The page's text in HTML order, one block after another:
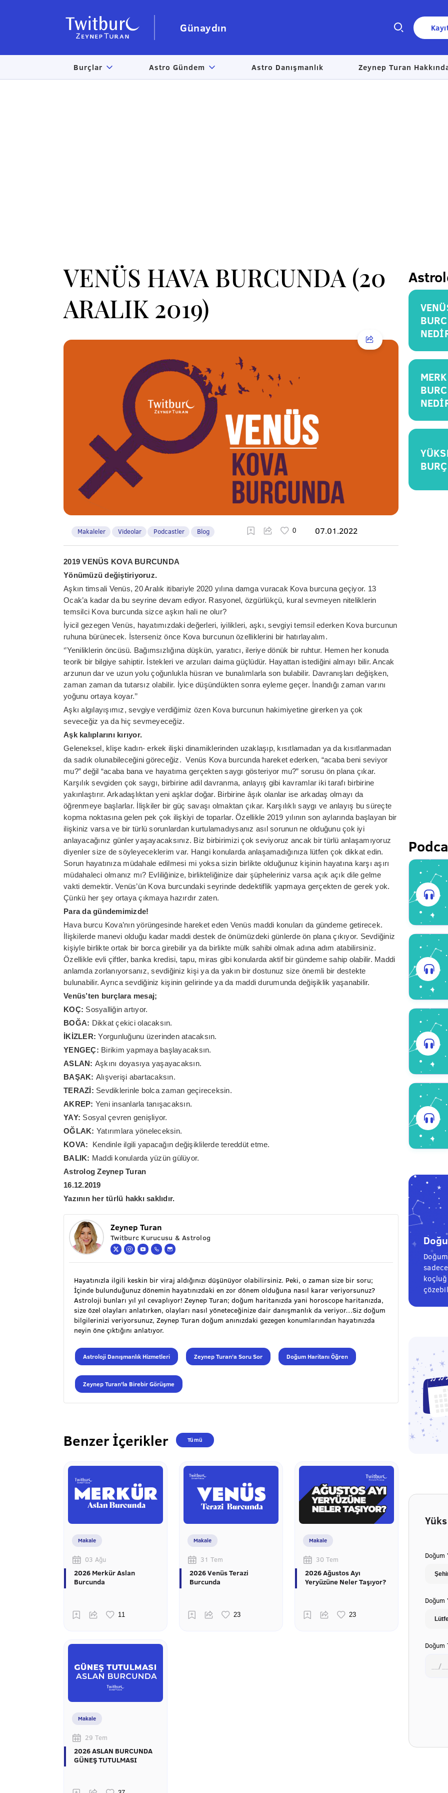
Günaydın
Burçlar Astro Gündem Astro Danışmanlık Zeynep Turan
VENÜS HAVA BURCUNDA (20
ARALIK 2019)
Makaleler Videolar Podcastler Blog 07.01.2022
2019 VENÜS KOVA BURCUNDA
Yönümüzü değiştiriyoruz.
Aşkın timsali Venüs, 20 Aralık itibariyle 2020 yılına damga vuracak Kova burcuna geçiyor. 13
Ocak’a kadar da bu seyrine devam ediyor. Rasyonel, özgürlükçü, kural sevmeyen niteliklerin
temsilci Kova burcunda sizce aşkın hali ne olur?
İyicil gezegen Venüs, hayatımızdaki değerleri, iyilikleri, aşkı, sevgiyi temsil ederken Kova burcunun
ruhuna bürünecek. İsterseniz önce Kova burcunun özelliklerini bir hatırlayalım.
‘’Yeniliklerin öncüsü. Bağımsızlığına düşkün, yaratıcı, ileriye dönük bir ruhtur. Hemen her konuda
teorik bir bilgiye sahiptir. İstekleri ve arzuları daima güçlüdür. Hayattan istediğini almayı bilir. Ancak
arzunun dar ve uzun yolu çoğunlukla hüsran ve bunalımlarla son bulabilir. Davranışları değişken,
zaman zaman da tutarsız olabilir. İyice düşündükten sonra eyleme geçer. İnandığı zaman varını
yoğunu ortaya koyar.’’
Aşkı algılayışımız, sevgiye verdiğimiz özen Kova burcunun hakimiyetine girerken ya çok
seveceğiz ya da hiç sevmeyeceğiz.
Aşk kalıplarını kırıyor.
Geleneksel, klişe kadın- erkek ilişki dinamiklerinden uzaklaşıp, kısıtlamadan ya da kısıtlanmadan
da sadık olunabileceğini göreceğiz. Venüs Kova burcunda hareket ederken, “acaba beni seviyor
mu?” değil “acaba bana ve hayatıma gerçekten saygı gösteriyor mu?” sorusu ön plana çıkar.
Karşılık sevgiden çok saygı, birbirine adil davranma, anlayış gibi kavramlar iki tarafı birbirine
yakınlaştırır. Arkadaşlıktan yeni aşklar doğar. Birbirine âşık olanlar ise arkadaş olmayı da
öğrenmeye başlarlar. İlişkiler bir güç savaşı olmaktan çıkar. Karşılıklı saygı ve anlayış bu süreçte
kopma noktasına gelen pek çok ilişkiyi de toparlar. Özellikle 2019 yılının son aylarında başlayan bir
ilişkiniz varsa ve bir türlü sorunlardan kurtulamadıysanız asıl sorunun ne olduğunu çok iyi
anlayacağınız günler yaşayacaksınız. Biz birbirimizi çok seviyoruz ancak bir türlü anlaşamıyoruz
diyenler size de söyleyeceklerim var. Hangi konularda anlaşamadığınıza lütfen çok dikkat edin.
Sorun hayatınıza müdahale edilmesi mi yoksa sizin birlikte olduğunuz kişinin hayatına karşı aşırı
müdahaleci olmanız mı? Evliliğinize, birlikteliğinize dair şüpheleriniz varsa açık açık dile gelme
vakti demektir. Venüs’ün Kova burcundaki seyrinde dedektiflik yapmaya gerçekten de gerek yok.
Çünkü her şey ortaya çıkmaya hazırdır zaten.
Para da gündemimizde!
Hava burcu Kova’nın yörüngesinde hareket eden Venüs maddi konuları da gündeme getirecek.
İlişkilerde manevi olduğu kadar maddi destek de önümüzdeki günlerde ön plana çıkıyor. Sevdiğiniz
kişiyle birlikte ortak bir borca girebilir ya da birlikte mülk sahibi olmak adına adım atabilirsiniz.
Özellikle evli çiftler, banka kredisi, tapu, miras gibi konularda aktif bir gündeme sahip olabilir. Maddi
anlamda zorlanıyorsanız, sevdiğiniz kişi ya da yakın bir dostunuz size önemli bir destekte
bulunabilir. Ayrıca sevdiğiniz kişinin gelirinde ya da maddi durumunda değişiklik yaşanabilir.
Venüs’ten burçlara mesaj;
KOÇ: Sosyalliğin artıyor.
BOĞA: Dikkat çekici olacaksın.
İKİZLER: Yorgunluğunu üzerinden atacaksın.
YENGEÇ: Birikim yapmaya başlayacaksın.
ASLAN: Aşkını doyasıya yaşayacaksın.
BAŞAK: Alışverişi abartacaksın.
TERAZİ: Sevdiklerinle bolca zaman geçireceksin.
AKREP: Yeni insanlarla tanışacaksın.
YAY: Sosyal çevren genişliyor.
OĞLAK: Yatırımlara yöneleceksin.
KOVA: Kendinle ilgili yapacağın değişiklilerde tereddüt etme.
BALIK: Maddi konularda yüzün gülüyor.
Astrolog Zeynep Turan
16.12.2019
Yazının her türlü hakkı saklıdır.
Zeynep Turan
Twitburc Kurucusu & Astrolog
Hayatınızla ilgili keskin bir viraj aldığınızı düşünüyor olabilirsiniz. Peki, o zaman size bir soru;
İçinde bulunduğunuz dönemin hayatınızdaki en zor dönem olduğuna nasıl karar veriyorsunuz?
Astroloji bunları yıl yıl cevaplıyor! Zeynep Turan; doğum haritanızda yani horoscope haritanızda,
size özel olayları anlatırken, olayları nasıl yöneteceğinize dair danışmanlık da veriyor…Siz doğum
bilgilerinizi veriyorsunuz, Zeynep Turan doğum anınızdaki gezegen konumlarından hayatınızda
neyin öne çıktığını anlatıyor.
Astroloji Danışmanlık Hizmetleri Zeynep Turan'a Soru Sor Doğum Haritanı Öğren
Zeynep Turan'la Birebir Görüşme
Benzer İçerikler Tümü
Makale
03 Ağu
2026 Merkür Aslan
Burcunda
Makale
31 Tem
2026 Venüs Terazi
Burcunda
Makale
30 Tem
2026 Ağustos Ayı
Yeryüzüne Neler Taşıyor?
Makale
29 Tem
2026 ASLAN BURCUNDA
GÜNEŞ TUTULMASI
BURÇ
Doğum
Doğum
Doğum